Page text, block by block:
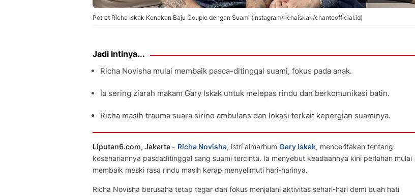
Potret Richa Iskak Kenakan Baju Couple dengan Suami (instagram/richaiskak/chanteofficial.id)
Jadi intinya...
Richa Novisha mulai membaik pasca-ditinggal suami, fokus pada anak.
Ia sering ziarah makam Gary Iskak untuk melepas rindu dan berkomunikasi batin.
Richa masih trauma suara sirine ambulans dan lokasi terkait kepergian suaminya.
Liputan6.com, Jakarta - Richa Novisha, istri almarhum Gary Iskak, menceritakan tentang
kesehariannya pascaditinggal sang suami tercinta. Ia menyebut keadaannya kini perlahan mulai
membaik meski rasa rindu masih kerap menyelimuti hari-harinya.
Richa Novisha berusaha tetap tegar dan fokus menjalani aktivitas sehari-hari demi buah hati